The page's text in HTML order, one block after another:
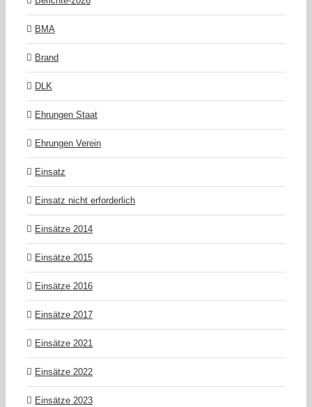
BMA
Brand
DLK
Ehrungen Staat
Ehrungen Verein
Einsatz
Einsatz nicht erforderlich
Einsätze 2014
Einsätze 2015
Einsätze 2016
Einsätze 2017
Einsätze 2021
Einsätze 2022
Einsätze 2023